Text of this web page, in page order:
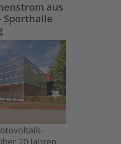
aus
Sporthalle
20 Jahren